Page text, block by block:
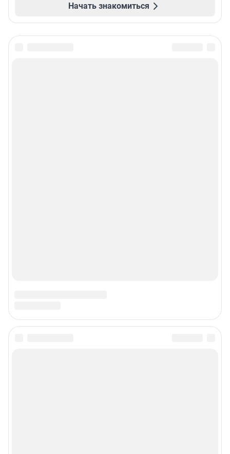
Начать знакомиться